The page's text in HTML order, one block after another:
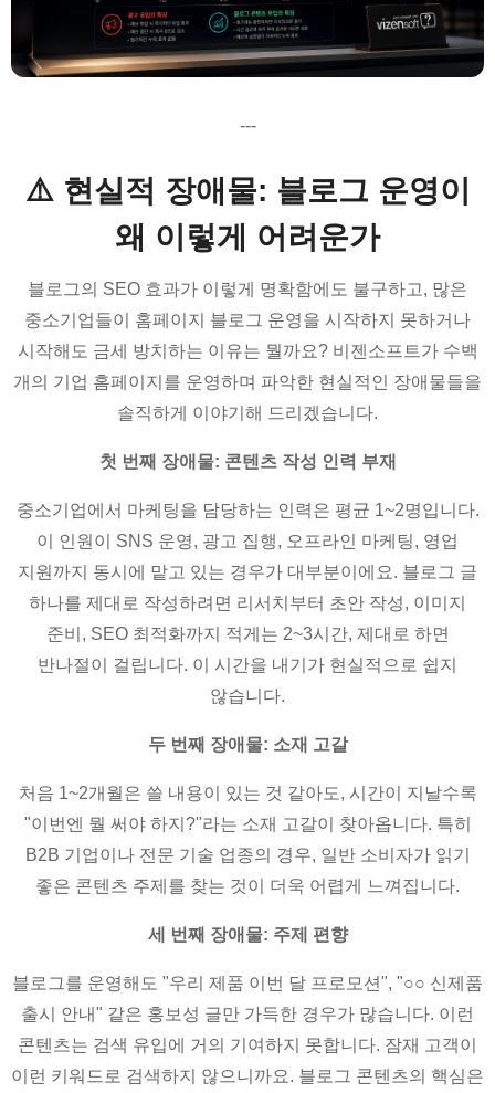
---
⚠️ 현실적 장애물: 블로그 운영이
왜 이렇게 어려운가
블로그의 SEO 효과가 이렇게 명확함에도 불구하고, 많은
중소기업들이 홈페이지 블로그 운영을 시작하지 못하거나
시작해도 금세 방치하는 이유는 뭘까요? 비젠소프트가 수백
개의 기업 홈페이지를 운영하며 파악한 현실적인 장애물들을
솔직하게 이야기해 드리겠습니다.
첫 번째 장애물: 콘텐츠 작성 인력 부재
중소기업에서 마케팅을 담당하는 인력은 평균 1~2명입니다.
이 인원이 SNS 운영, 광고 집행, 오프라인 마케팅, 영업
지원까지 동시에 맡고 있는 경우가 대부분이에요. 블로그 글
하나를 제대로 작성하려면 리서치부터 초안 작성, 이미지
준비, SEO 최적화까지 적게는 2~3시간, 제대로 하면
반나절이 걸립니다. 이 시간을 내기가 현실적으로 쉽지
않습니다.
두 번째 장애물: 소재 고갈
처음 1~2개월은 쓸 내용이 있는 것 같아도, 시간이 지날수록
"이번엔 뭘 써야 하지?"라는 소재 고갈이 찾아옵니다. 특히
B2B 기업이나 전문 기술 업종의 경우, 일반 소비자가 읽기
좋은 콘텐츠 주제를 찾는 것이 더욱 어렵게 느껴집니다.
세 번째 장애물: 주제 편향
블로그를 운영해도 "우리 제품 이번 달 프로모션", "○○ 신제품
출시 안내" 같은 홍보성 글만 가득한 경우가 많습니다. 이런
콘텐츠는 검색 유입에 거의 기여하지 못합니다. 잠재 고객이
이런 키워드로 검색하지 않으니까요. 블로그 콘텐츠의 핵심은